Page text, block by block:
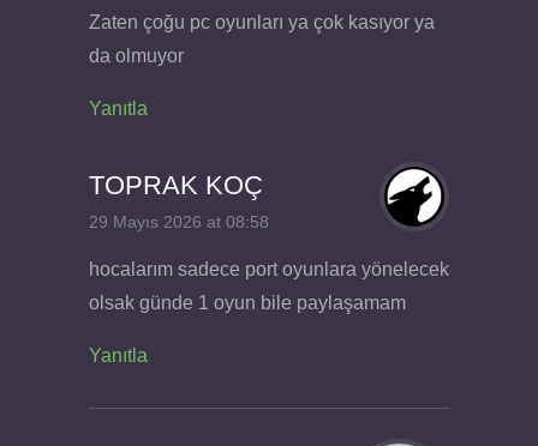
Zaten çoğu pc oyunları ya çok kasıyor ya
da olmuyor
Yanıtla
TOPRAK KOÇ
29 Mayıs 2026 at 08:58
hocalarım sadece port oyunlara yönelecek
olsak günde 1 oyun bile paylaşamam
Yanıtla